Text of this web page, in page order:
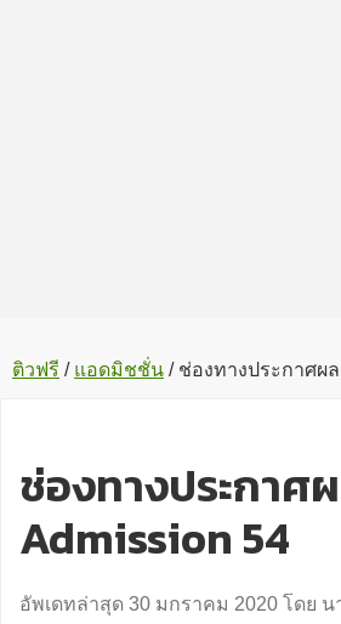
ติวฟรี / แอดมิชชั่น /ช่องทางประกาศผล
ช่องทางประกาศ
Admission 54
อัพเดทล่าสุด 30 มกราคม 2020 โดย น